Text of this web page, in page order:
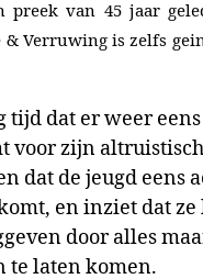
preek van 45 jaar
& Verruwing is zelfs
tijd dat er weer
voor zijn
dat de jeugd eens
en inziet dat ze
door alles
te laten komen.